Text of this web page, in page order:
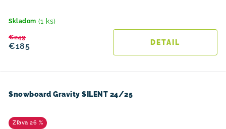
Skladom (1 ks)
€185
€249
DETAIL
Snowboard Gravity SILENT 24/25
26 %